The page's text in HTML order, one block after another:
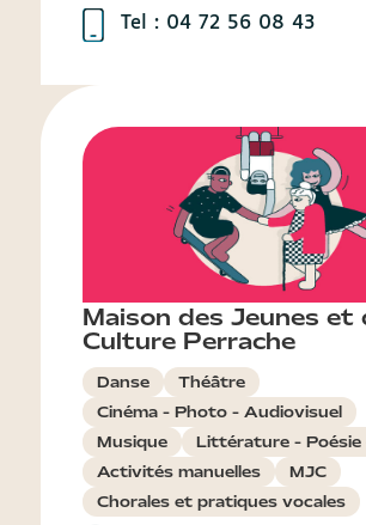
Tel : 04 72 56 08 43
Maison des Jeunes et
Culture Perrache
Danse
Théâtre
Cinéma - Photo - Audiovisuel
Musique
Littérature - Poésie
Activités manuelles
MJC
Chorales et pratiques vocales